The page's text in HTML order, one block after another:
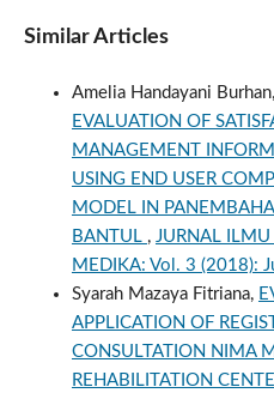
Similar Articles
Amelia Handayani
EVALUATION OF
MANAGEMENT
USING END USER
MODEL IN
BANTUL , JURNAL ILMU
MEDIKA: Vol. 3 (2018):
Syarah Mazaya Fitriana,
APPLICATION OF
CONSULTATION NIMA
REHABILITATION